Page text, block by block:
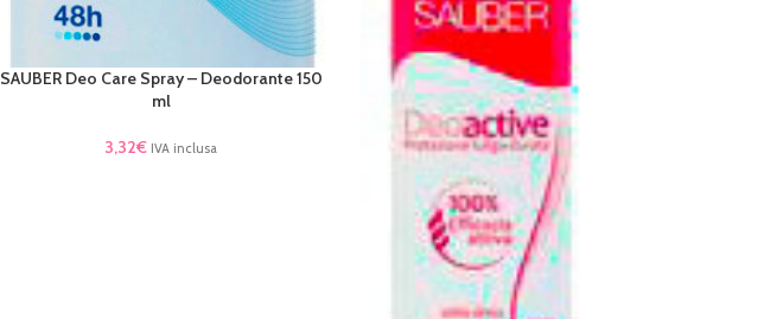
AGGIUNGI AL CARRELLO
SAUBER Deo Care Spray – Deodorante 150
ml
3,32€ IVA inclusa